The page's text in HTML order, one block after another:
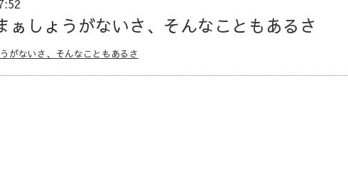
ぁしょうがないさ、そんなこともあるさ
がないさ、そんなこともあるさ